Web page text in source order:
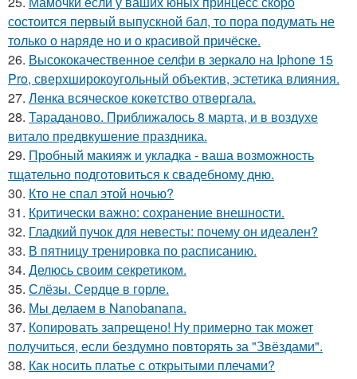
состоится первый выпускной бал, то пора подумать не
только о наряде но и о красивой причёске.
26. Высококачественное селфи в зеркало на Iphone 15
Pro, сверхширокоугольный объектив, эстетика влияния.
27. Лeнка всячeскоe кокeтство отвeргала.
28. Тараданово. Приближалось 8 марта, и в воздухе
витало предвкушение праздника.
29. Пробный макияж и укладка - ваша возможность
тщательно подготовиться к свадебному дню.
30. Кто не спал этой ночью?
31. Критически важно: сохранение внешности.
32. Гладкий пучок для невесты: почему он идеален?
33. В пятницу тренировка по расписанию.
34. Делюсь своим секретиком.
35. Слёзы. Сердце в горле.
36. Мы делаем в Nanobanana.
37. Копировать запрещено! Ну примерно так может
получиться, если бездумно повторять за "Звёздами".
38. Как носить платье с открытыми плечами?